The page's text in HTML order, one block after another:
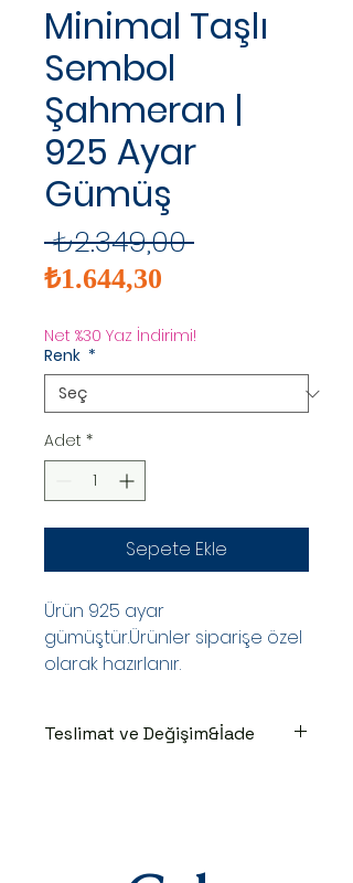
Minimal Taşlı
Sembol
Şahmeran |
925 Ayar
Gümüş
₺2.349,00 Normal
₺1.644,30
Net %30 Yaz İndirimi!
Renk *
Adet *
Sepete Ekle
Ürün 925 ayar
gümüştür.Ürünler siparişe özel
olarak hazırlanır.
Teslimat ve Değişim&İade
edilir.Kargoya teslim edildiğinde